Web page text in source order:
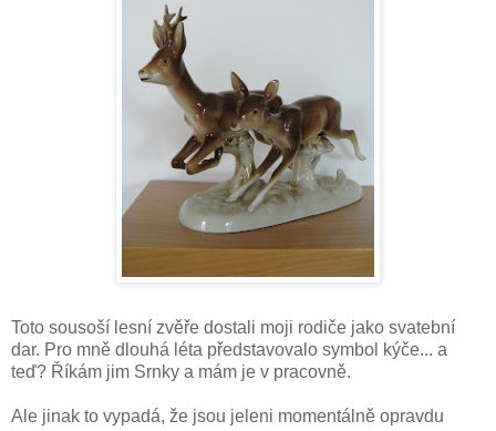
Toto sousoší lesní zvěře dostali moji rodiče jako svatební
dar. Pro mně dlouhá léta představovalo symbol kýče... a
teď? Říkám jim Srnky a mám je v pracovně.
Ale jinak to vypadá, že jsou jeleni momentálně opravdu